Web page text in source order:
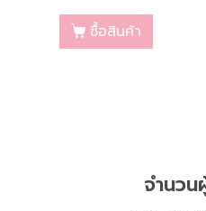
ซื้อสินค้า
จำนวน